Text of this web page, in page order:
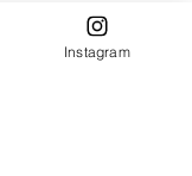
pour votre
sur
Instagram